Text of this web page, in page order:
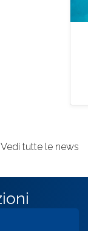
Vedi tutte le news